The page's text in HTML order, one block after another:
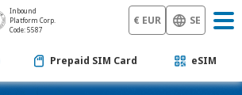
Inbound
Platform Corp.
Code: 5587
€ EUR SE
Prepaid SIM Card eSIM